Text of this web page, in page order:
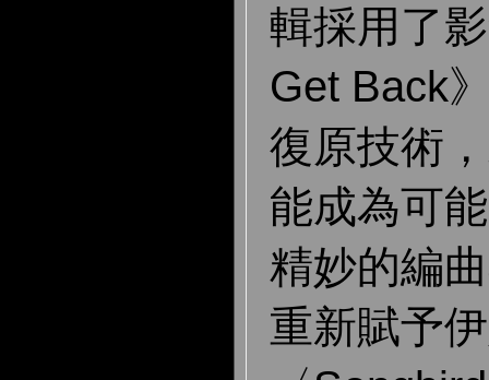
輯採用了
Get Back
復原技術
能成為可
精妙的編
重新賦予